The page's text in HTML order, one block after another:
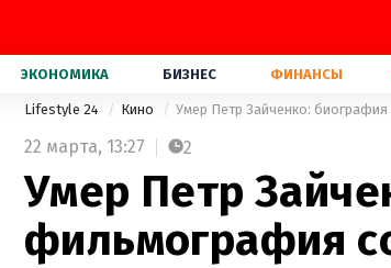
ЭКОНОМИКА БИЗНЕС ФИНАНСЫ
Lifestyle 24 Кино Умер Петр Зайченко:
22 марта, 13:27 2
Умер Петр
фильмография